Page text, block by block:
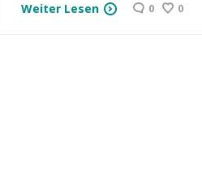
Weiter Lesen 0 0